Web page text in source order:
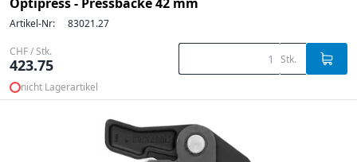
Artikel-Nr: 83021.27
CHF / Stk.
423.75 Stk.
nicht Lagerartikel